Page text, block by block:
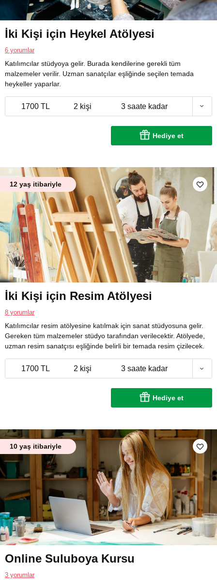
İki Kişi için Heykel Atölyesi
6 yorumlar
Katılımcılar stüdyoya gelir. Burada kendilerine gerekli tüm
malzemeler verilir. Uzman sanatçılar eşliğinde seçilen temada
heykeller yaparlar.
1700 TL 2 kişi 3 saate kadar
Hediye et
12 yaş itibariyle
İki Kişi için Resim Atölyesi
8 yorumlar
Katılımcılar resim atölyesine katılmak için sanat stüdyosuna gelir.
Gereken tüm malzemeler stüdyo tarafından verilecektir. Atölyede,
uzman resim sanatçısı eşliğinde belirli bir temada resim çizilecek.
1700 TL 2 kişi 3 saate kadar
Hediye et
10 yaş itibariyle
Online Suluboya Kursu
3 yorumlar